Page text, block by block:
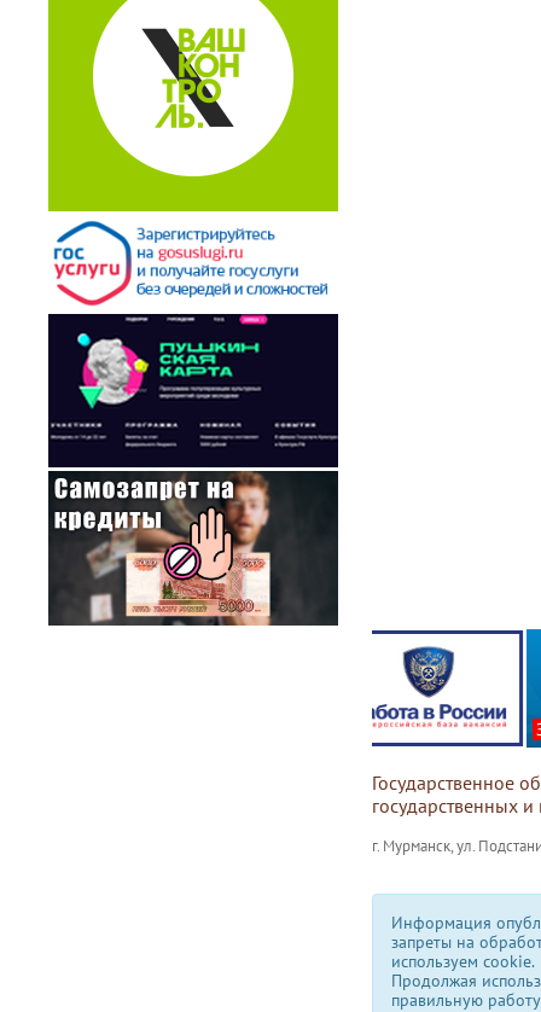
Государственное
государственных
г. Мурманск, ул.
Информация
запреты на
используем сookie.
Продолжая
правильную